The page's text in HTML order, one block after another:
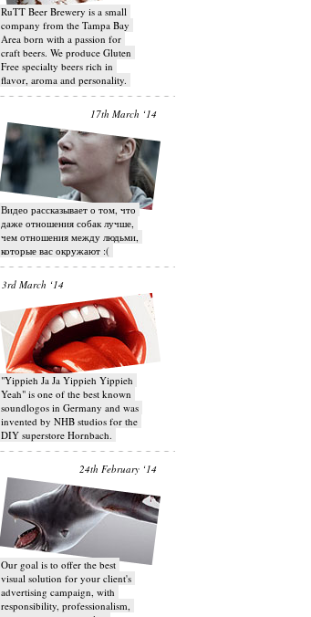
RuTT Beer Brewery is a small
company from the Tampa Bay
Area born with a passion for
craft beers. We produce Gluten
Free specialty beers rich in
flavor, aroma and personality.
17th March ‘14
Видео рассказывает о том, что
даже отношения собак лучше,
чем отношения между людьми,
которые вас окружают :(
3rd March ‘14
"Yippieh Ja Ja Yippieh Yippieh
Yeah" is one of the best known
soundlogos in Germany and was
invented by NHB studios for the
DIY superstore Hornbach.
24th February ‘14
Our goal is to offer the best
visual solution for your client's
advertising campaign, with
responsibility, professionalism,